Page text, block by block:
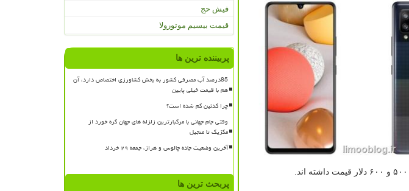
فیش حج
قیمت بیسیم موتورولا
پربیننده ترین ها
85درصد آب مصرفی کشور به بخش کشاورزی اختصاص دارد، آن
هم با قیمت خیلی پایین
چرا کدئین کم شده است؟
وقتی جام جهانی با مرگبارترین زلزله های جهان گره خورد از
مکزیک تا منجیل
آخرین وضعیت جاده چالوس و هراز، جمعه ۲۹ خرداد
پربحث ترین ها